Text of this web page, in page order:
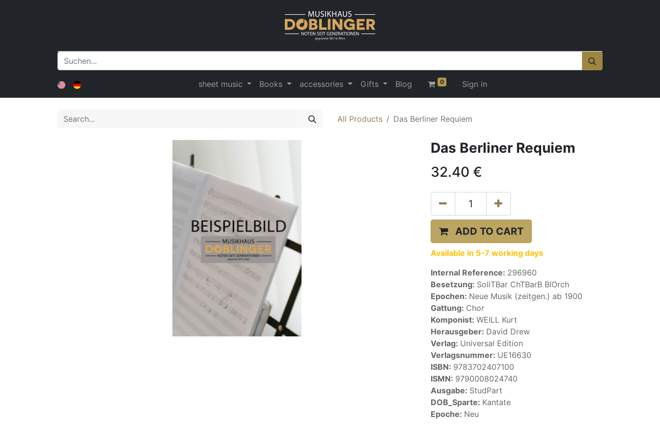
sheet music Books accessories Gifts Blog 0 Sign in
All Products Das Berliner Requiem
Das Berliner Requiem
32.40 €
ADD TO CART
Available in 5-7 working days
Internal Reference: 296960
Besetzung: SoliTBar ChTBarB BlOrch
Epochen: Neue Musik (zeitgen.) ab 1900
Gattung: Chor
Komponist: WEILL Kurt
Herausgeber: David Drew
Verlag: Universal Edition
Verlagsnummer: UE16630
ISBN: 9783702407100
ISMN: 9790008024740
Ausgabe: StudPart
DOB_Sparte: Kantate
Epoche: Neu